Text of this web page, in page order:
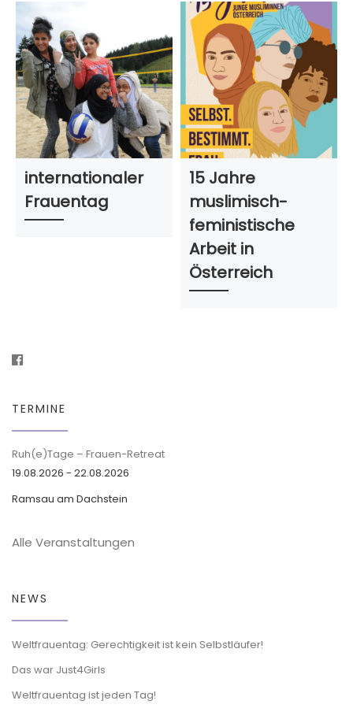
internationaler
Frauentag
15 Jahre
muslimisch-
feministische
Arbeit in
Österreich
TERMINE
Ruh(e)Tage – Frauen-Retreat
19.08.2026 - 22.08.2026
Ramsau am Dachstein
Alle Veranstaltungen
NEWS
Weltfrauentag: Gerechtigkeit ist kein Selbstläufer!
Das war Just4Girls
Weltfrauentag ist jeden Tag!